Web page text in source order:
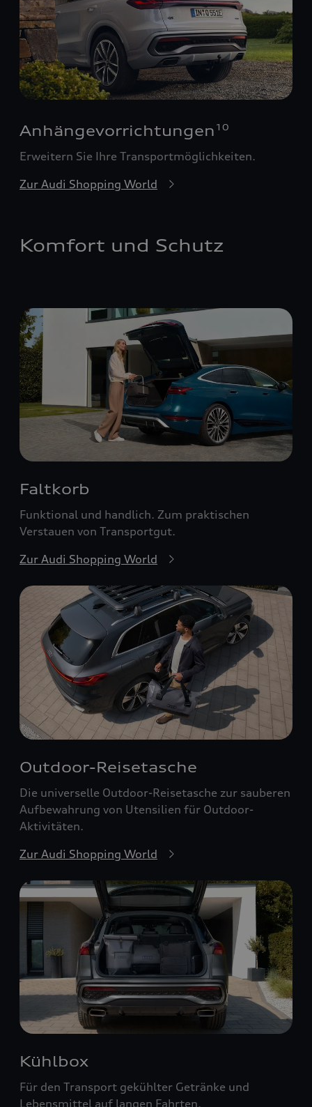
Anhängevorrichtungen 10
Erweitern Sie Ihre Transportmöglichkeiten.
Zur Audi Shopping World
Komfort und Schutz
Faltkorb
Funktional und handlich. Zum praktischen
Verstauen von Transportgut.
Zur Audi Shopping World
Outdoor-Reisetasche
Die universelle Outdoor-Reisetasche zur sauberen
Aufbewahrung von Utensilien für Outdoor-
Aktivitäten.
Zur Audi Shopping World
Kühlbox
Für den Transport gekühlter Getränke und
Lebensmittel auf langen Fahrten.